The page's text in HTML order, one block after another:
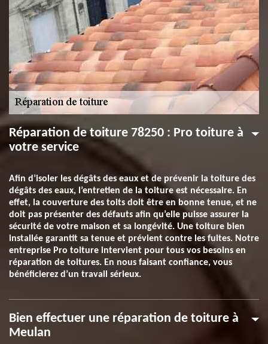
Réparation de toiture 78250 : Pro toiture à
votre service
Afin d’isoler les dégâts des eaux et de prévenir la toiture des
dégâts des eaux, l’entretien de la toiture est nécessaire. En
effet, la couverture des toits doit être en bonne tenue, et ne
doit pas présenter des défauts afin qu’elle puisse assurer la
sécurité de votre maison et sa longévité. Une toiture bien
installée garantit sa tenue et prévient contre les fuites. Notre
entreprise Pro toiture intervient pour tous vos besoins en
réparation de toitures. En nous faisant confiance, vous
bénéficierez d’un travail sérieux.
Bien effectuer une réparation de toiture à
Meulan